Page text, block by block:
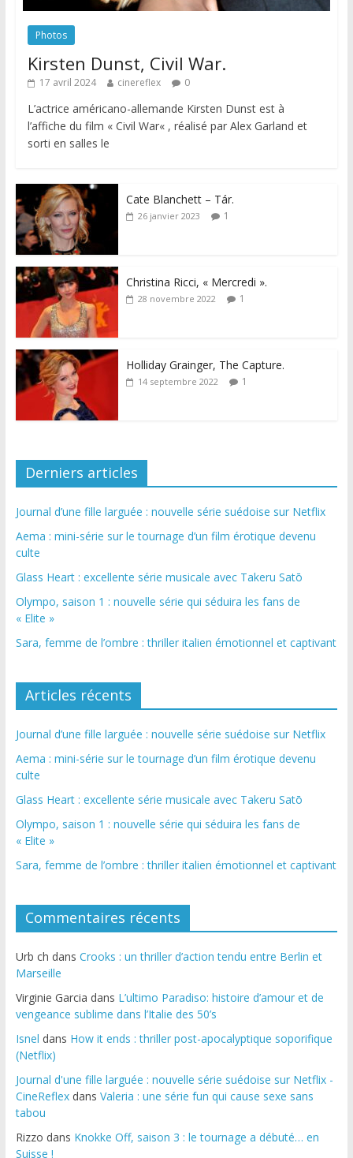
Photos
Kirsten Dunst, Civil War.
17 avril 2024 cinereflex 0
L’actrice américano-allemande Kirsten Dunst est à
l’affiche du film « Civil War« , réalisé par Alex Garland et
sorti en salles le
Cate Blanchett – Tár.
26 janvier 2023 1
Christina Ricci, « Mercredi ».
28 novembre 2022 1
Holliday Grainger, The Capture.
14 septembre 2022 1
Derniers articles
Journal d’une fille larguée : nouvelle série suédoise sur Netflix
Aema : mini-série sur le tournage d’un film érotique devenu
culte
Glass Heart : excellente série musicale avec Takeru Satō
Olympo, saison 1 : nouvelle série qui séduira les fans de
« Elite »
Sara, femme de l’ombre : thriller italien émotionnel et captivant
Articles récents
Journal d’une fille larguée : nouvelle série suédoise sur Netflix
Aema : mini-série sur le tournage d’un film érotique devenu
culte
Glass Heart : excellente série musicale avec Takeru Satō
Olympo, saison 1 : nouvelle série qui séduira les fans de
« Elite »
Sara, femme de l’ombre : thriller italien émotionnel et captivant
Commentaires récents
Urb ch dans Crooks : un thriller d’action tendu entre Berlin et
Marseille
Virginie Garcia dans L’ultimo Paradiso: histoire d’amour et de
vengeance sublime dans l’Italie des 50’s
Isnel dans How it ends : thriller post-apocalyptique soporifique
(Netflix)
Journal d'une fille larguée : nouvelle série suédoise sur Netflix -
CineReflexdans Valeria : une série fun qui cause sexe sans
tabou
Rizzo dans Knokke Off, saison 3 : le tournage a débuté… en
Suisse !